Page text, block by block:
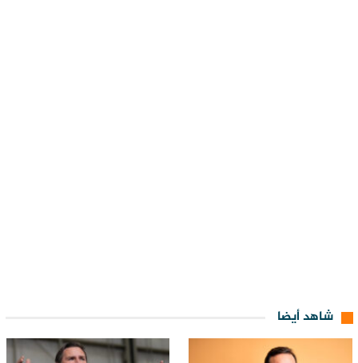
شاهد أيضا